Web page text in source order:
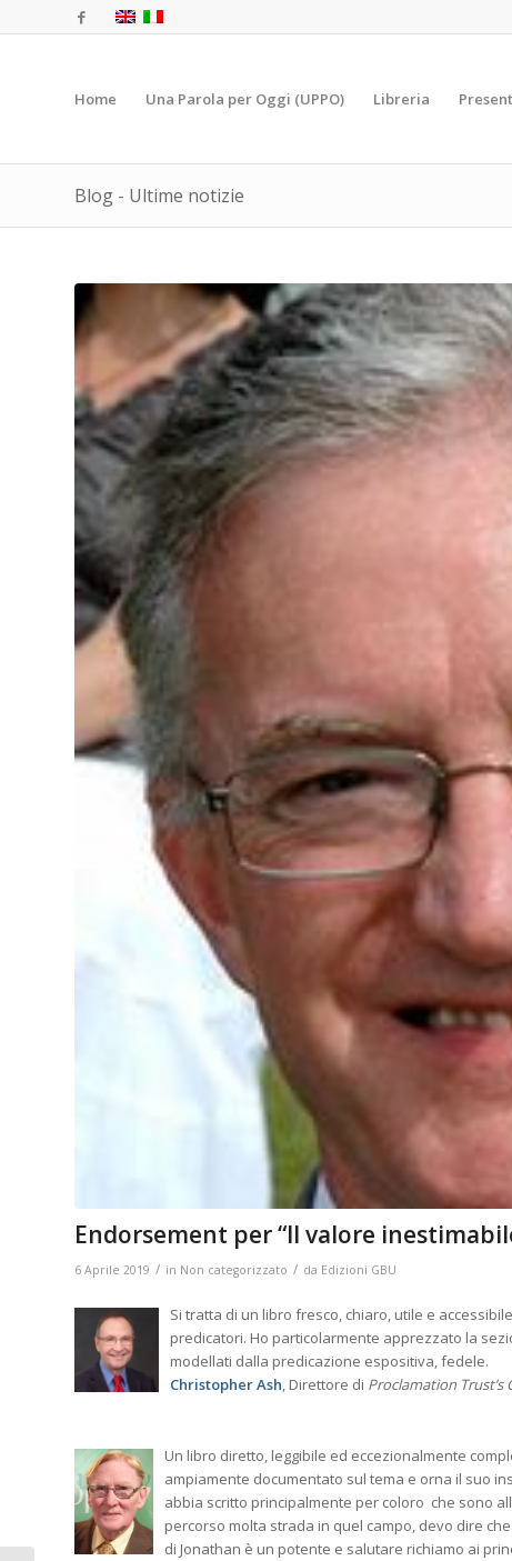
Home Una Parola per Oggi (UPPO) Libreria
Blog - Ultime notizie
Endorsement per “Il valore
6 Aprile 2019 / in Non categorizzato / da Edizioni GBU
Si tratta di un libro fresco, chiaro, utile e
predicatori. Ho particolarmente apprezzato la
modellati dalla predicazione espositiva, fedele.
Christopher Ash, Direttore di Proclamation Trust’s
Un libro diretto, leggibile ed eccezionalmente
ampiamente documentato sul tema e orna il suo
abbia scritto principalmente per coloro che sono
percorso molta strada in quel campo, devo dire
di Jonathan è un potente e salutare richiamo ai